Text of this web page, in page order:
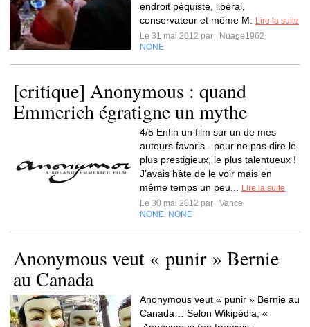
endroit péquiste, libéral,
conservateur et même M.
Lire la suite
Le 31 mai 2012 par
Nuage1962
NONE
[critique] Anonymous : quand
Emmerich égratigne un mythe
4/5 Enfin un film sur un de mes
auteurs favoris - pour ne pas dire le
plus prestigieux, le plus talentueux !
J’avais hâte de le voir mais en
même temps un peu...
Lire la suite
Le 30 mai 2012 par
Vance
NONE NONE
Anonymous veut « punir » Bernie
au Canada
Anonymous veut « punir » Bernie au
Canada… Selon Wikipédia, «